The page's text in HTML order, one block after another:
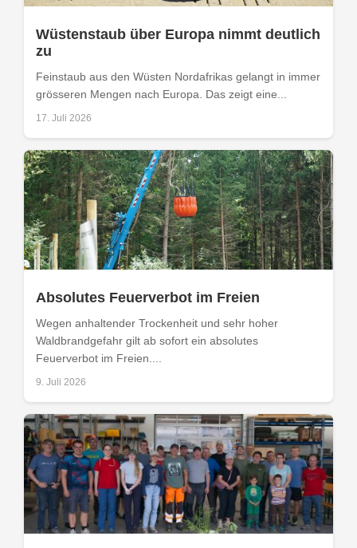
Wüstenstaub über Europa nimmt deutlich
zu
Feinstaub aus den Wüsten Nordafrikas gelangt in immer
grösseren Mengen nach Europa. Das zeigt eine...
17. Juli 2026
Absolutes Feuerverbot im Freien
Wegen anhaltender Trockenheit und sehr hoher
Waldbrandgefahr gilt ab sofort ein absolutes
Feuerverbot im Freien....
9. Juli 2026